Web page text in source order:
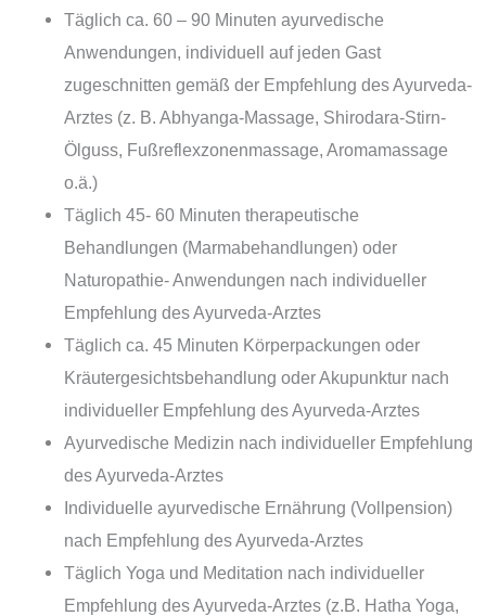
Täglich ca. 60 – 90 Minuten ayurvedische
Anwendungen, individuell auf jeden Gast
zugeschnitten gemäß der Empfehlung des Ayurveda-
Arztes (z. B. Abhyanga-Massage, Shirodara-Stirn-
Ölguss, Fußreflexzonenmassage, Aromamassage
o.ä.)
Täglich 45- 60 Minuten therapeutische
Behandlungen (Marmabehandlungen) oder
Naturopathie- Anwendungen nach individueller
Empfehlung des Ayurveda-Arztes
Täglich ca. 45 Minuten Körperpackungen oder
Kräutergesichtsbehandlung oder Akupunktur nach
individueller Empfehlung des Ayurveda-Arztes
Ayurvedische Medizin nach individueller Empfehlung
des Ayurveda-Arztes
Individuelle ayurvedische Ernährung (Vollpension)
nach Empfehlung des Ayurveda-Arztes
Täglich Yoga und Meditation nach individueller
Empfehlung des Ayurveda-Arztes (z.B. Hatha Yoga,